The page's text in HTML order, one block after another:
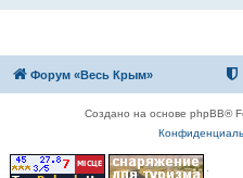
Форум «Весь Крым»
Создано на основе phpBB®